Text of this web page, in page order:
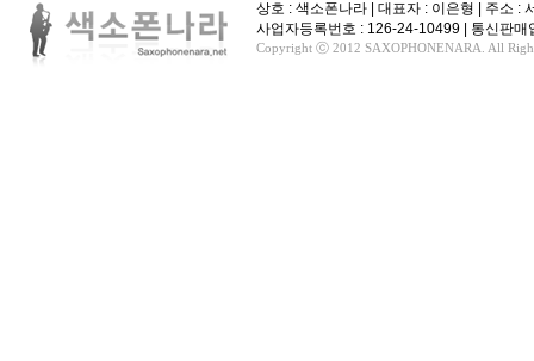
상호 : 색소폰나라 | 대표자 : 이은형 | 주소
사업자등록번호 : 126-24-10499 | 통신판
Copyright ⓒ 2012 SAXOPHONENARA. All